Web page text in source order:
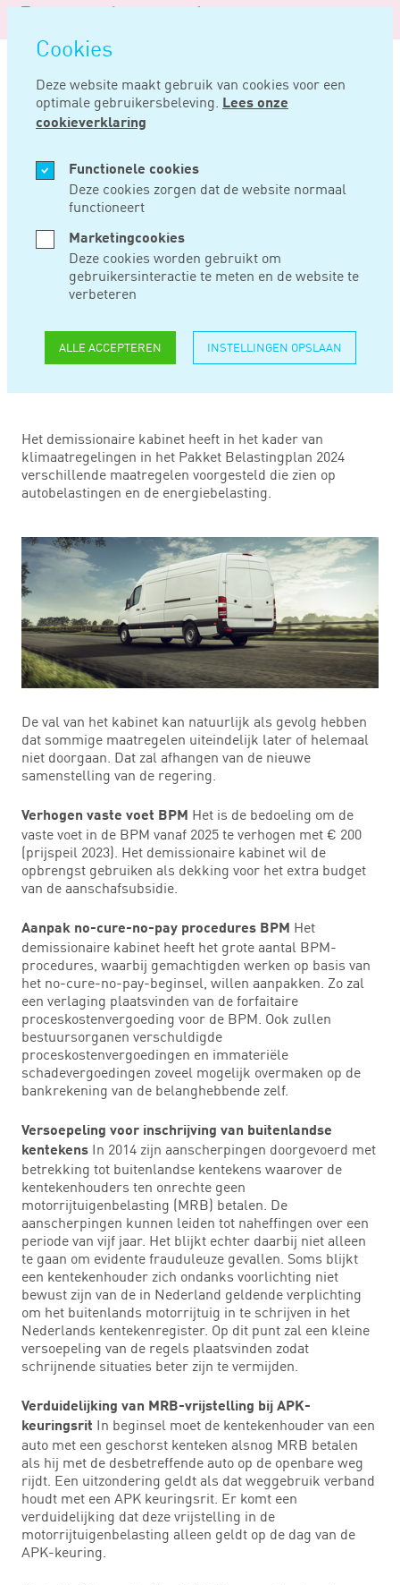
overslaan
Cookies
Deze website maakt gebruik van cookies voor een
optimale gebruikersbeleving. Lees onze
cookieverklaring
Functionele cookies
Deze cookies zorgen dat de website normaal
functioneert
Marketingcookies
Deze cookies worden gebruikt om
gebruikersinteractie te meten en de website te
verbeteren
ALLE ACCEPTEREN INSTELLINGEN OPSLAAN
Logo
Noord
Negentig
Home Nieuws
SEP 06, 2023
PRINSJESDAG 2023:
VERWACHTE
MAATREGELEN
ROND AUTO EN
MILIEU
Het demissionaire kabinet heeft in het kader van
klimaatregelingen in het Pakket Belastingplan 2024
verschillende maatregelen voorgesteld die zien op
autobelastingen en de energiebelasting.
De val van het kabinet kan natuurlijk als gevolg hebben
dat sommige maatregelen uiteindelijk later of helemaal
niet doorgaan. Dat zal afhangen van de nieuwe
samenstelling van de regering.
Verhogen vaste voet BPM Het is de bedoeling om de
vaste voet in de BPM vanaf 2025 te verhogen met € 200
(prijspeil 2023). Het demissionaire kabinet wil de
opbrengst gebruiken als dekking voor het extra budget
van de aanschafsubsidie.
Aanpak no-cure-no-pay procedures BPM Het
demissionaire kabinet heeft het grote aantal BPM-
procedures, waarbij gemachtigden werken op basis van
het no-cure-no-pay-beginsel, willen aanpakken. Zo zal
een verlaging plaatsvinden van de forfaitaire
proceskostenvergoeding voor de BPM. Ook zullen
bestuursorganen verschuldigde
proceskostenvergoedingen en immateriële
schadevergoedingen zoveel mogelijk overmaken op de
bankrekening van de belanghebbende zelf.
Versoepeling voor inschrijving van buitenlandse
kentekens In 2014 zijn aanscherpingen doorgevoerd met
betrekking tot buitenlandse kentekens waarover de
kentekenhouders ten onrechte geen
motorrijtuigenbelasting (MRB) betalen. De
aanscherpingen kunnen leiden tot naheffingen over een
periode van vijf jaar. Het blijkt echter daarbij niet alleen
te gaan om evidente frauduleuze gevallen. Soms blijkt
een kentekenhouder zich ondanks voorlichting niet
bewust zijn van de in Nederland geldende verplichting
om het buitenlands motorrijtuig in te schrijven in het
Nederlands kentekenregister. Op dit punt zal een kleine
versoepeling van de regels plaatsvinden zodat
schrijnende situaties beter zijn te vermijden.
Verduidelijking van MRB-vrijstelling bij APK-
keuringsrit In beginsel moet de kentekenhouder van een
auto met een geschorst kenteken alsnog MRB betalen
als hij met de desbetreffende auto op de openbare weg
rijdt. Een uitzondering geldt als dat weggebruik verband
houdt met een APK keuringsrit. Er komt een
verduidelijking dat deze vrijstelling in de
motorrijtuigenbelasting alleen geldt op de dag van de
APK-keuring.